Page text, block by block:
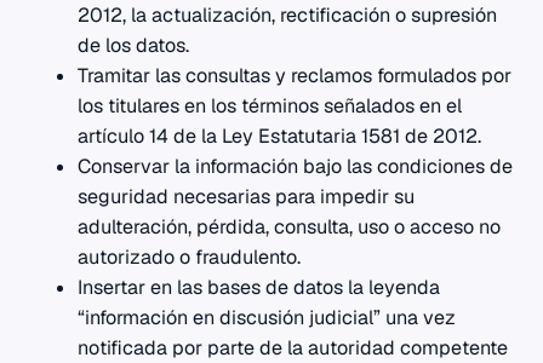
2012, la actualización, rectificación o supresión
de los datos.
Tramitar las consultas y reclamos formulados por
los titulares en los términos señalados en el
artículo 14 de la Ley Estatutaria 1581 de 2012.
Conservar la información bajo las condiciones de
seguridad necesarias para impedir su
adulteración, pérdida, consulta, uso o acceso no
autorizado o fraudulento.
Insertar en las bases de datos la leyenda
“información en discusión judicial” una vez
notificada por parte de la autoridad competente